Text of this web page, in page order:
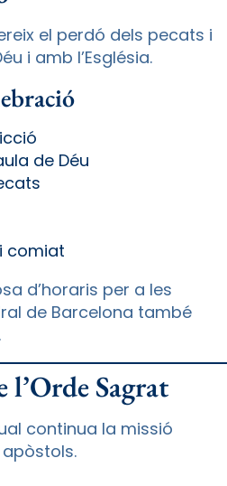
el perdó dels pecats i
i amb l’Església.
de Déu
comiat
d’horaris per a les
de Barcelona també
l’Orde Sagrat
continua la missió